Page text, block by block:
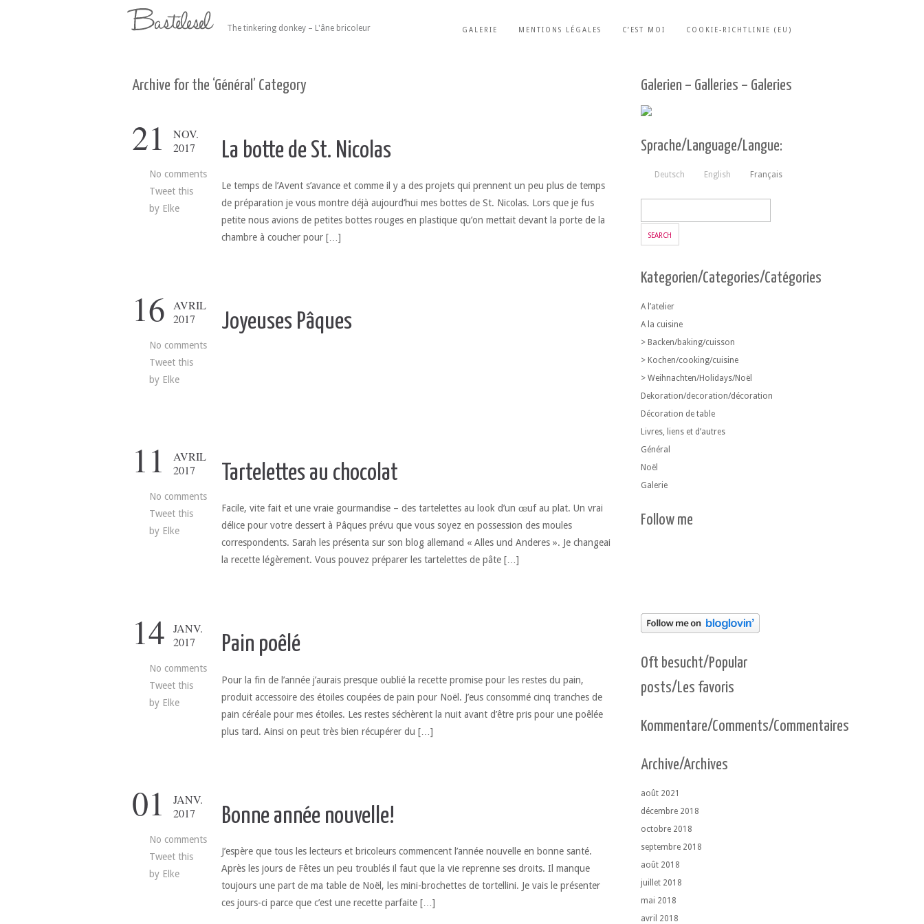
The tinkering donkey – L'âne bricoleur GALERIE MENTIONS LÉGALES C’EST MOI COOKIE-RICHTLINIE (EU)
Archive for the ‘Général’ Category
21
NOV.
2017
No comments
Tweet this
by Elke
La botte de St. Nicolas
Le temps de l’Avent s’avance et comme il y a des projets qui prennent un peu plus de temps
de préparation je vous montre déjà aujourd’hui mes bottes de St. Nicolas. Lors que je fus
petite nous avions de petites bottes rouges en plastique qu’on mettait devant la porte de la
chambre à coucher pour […]
16
AVRIL
2017
No comments
Tweet this
by Elke
Joyeuses Pâques
11
AVRIL
2017
No comments
Tweet this
by Elke
Tartelettes au chocolat
Facile, vite fait et une vraie gourmandise – des tartelettes au look d’un œuf au plat. Un vrai
délice pour votre dessert à Pâques prévu que vous soyez en possession des moules
correspondents. Sarah les présenta sur son blog allemand « Alles und Anderes ». Je changeai
la recette légèrement. Vous pouvez préparer les tartelettes de pâte […]
14
JANV.
2017
No comments
Tweet this
by Elke
Pain poêlé
Pour la fin de l’année j’aurais presque oublié la recette promise pour les restes du pain,
produit accessoire des étoiles coupées de pain pour Noël. J’eus consommé cinq tranches de
pain céréale pour mes étoiles. Les restes séchèrent la nuit avant d’être pris pour une poêlée
plus tard. Ainsi on peut très bien récupérer du […]
01
JANV.
2017
No comments
Tweet this
by Elke
Bonne année nouvelle!
J’espère que tous les lecteurs et bricoleurs commencent l’année nouvelle en bonne santé.
Après les jours de Fêtes un peu troublés il faut que la vie reprenne ses droits. Il manque
toujours une part de ma table de Noël, les mini-brochettes de tortellini. Je vais le présenter
ces jours-ci parce que c’est une recette parfaite […]
Galerien – Galleries – Galeries
Sprache/Language/Langue:
Deutsch English Français
Kategorien/Categories/Catégories
A l’atelier
A la cuisine
> Backen/baking/cuisson
> Kochen/cooking/cuisine
> Weihnachten/Holidays/Noël
Dekoration/decoration/décoration
Décoration de table
Livres, liens et d’autres
Général
Noël
Galerie
Follow me
Oft besucht/Popular
posts/Les favoris
Kommentare/Comments/Commentaires
Archive/Archives
août 2021
décembre 2018
octobre 2018
septembre 2018
août 2018
juillet 2018
mai 2018
avril 2018